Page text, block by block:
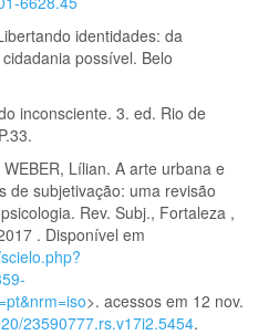
identidades: da
possível. Belo
inconsciente. 3. ed. Rio de
Lílian. A arte urbana e
de subjetivação: uma revisão
Rev. Subj., Fortaleza ,
. Disponível em
>. acessos em 12 nov.
23590777.rs.v17i2.5454.